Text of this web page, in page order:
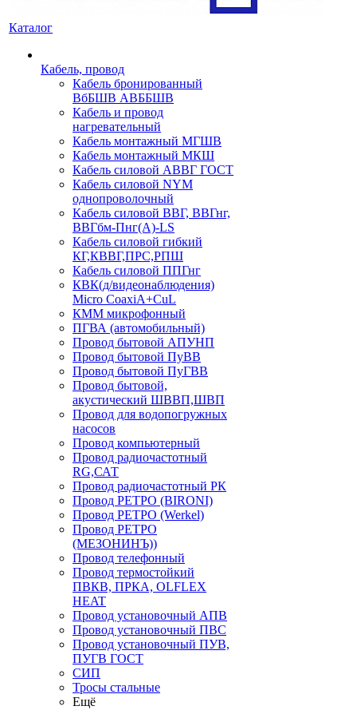
Каталог
Кабель, провод
Кабель бронированный
ВбБШВ АВББШВ
Кабель и провод
нагревательный
Кабель монтажный МГШВ
Кабель монтажный МКШ
Кабель силовой АВВГ ГОСТ
Кабель силовой NYM
однопроволочный
Кабель силовой ВВГ, ВВГнг,
ВВГбм-Пнг(А)-LS
Кабель силовой гибкий
КГ,КВВГ,ПРС,РПШ
Кабель силовой ППГнг
КВК(д/видеонаблюдения)
Micro CoaxiA+CuL
КММ микрофонный
ПГВА (автомобильный)
Провод бытовой АПУНП
Провод бытовой ПуВВ
Провод бытовой ПуГВВ
Провод бытовой,
акустический ШВВП,ШВП
Провод для водопогружных
насосов
Провод компьютерный
Провод радиочастотный
RG,САТ
Провод радиочастотный РК
Провод РЕТРО (BIRONI)
Провод РЕТРО (Werkel)
Провод РЕТРО
(МЕЗОНИНЪ))
Провод телефонный
Провод термостойкий
ПВКВ, ПРКА, OLFLEX
HEAT
Провод установочный АПВ
Провод установочный ПВС
Провод установочный ПУВ,
ПУГВ ГОСТ
СИП
Тросы стальные
Ещё